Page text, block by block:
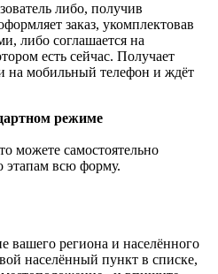
либо, получив
заказ, укомплектовав
либо соглашается на
есть сейчас. Получает
на мобильный телефон и ждёт
режиме
можете самостоятельно
этапам всю форму.
вашего региона и населённого
населённый пункт в списке,